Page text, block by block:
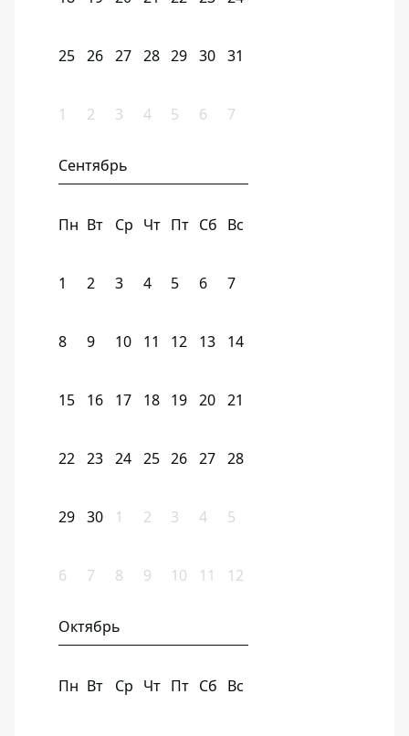
25 26 27 28 29 30 31
1 2 3 4 5 6 7
Сентябрь
Пн Вт Ср Чт Пт Сб Вс
1 2 3 4 5 6 7
8 9 10 11 12 13 14
15 16 17 18 19 20 21
22 23 24 25 26 27 28
29 30 1 2 3 4 5
6 7 8 9 10 11 12
Октябрь
Пн Вт Ср Чт Пт Сб Вс